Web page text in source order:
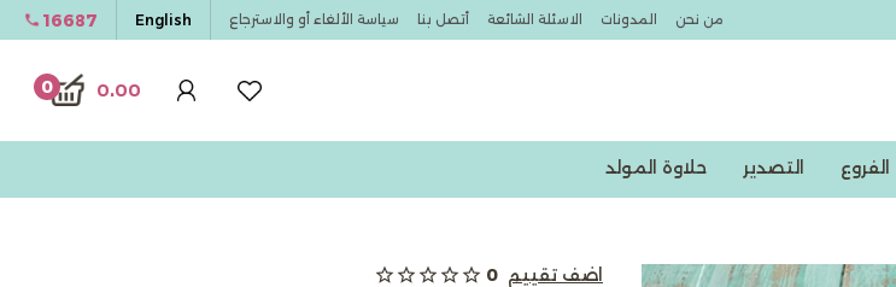
من نحن المدونات الاسئلة الشائعة أتصل بنا سياسة الألغاء أو والاسترجاع English
16687
0.00
0
الفروع التصدير حلاوة المولد
اضف تقييم 0
star_outline
star_outline
star_outline
star_outline
star_outline